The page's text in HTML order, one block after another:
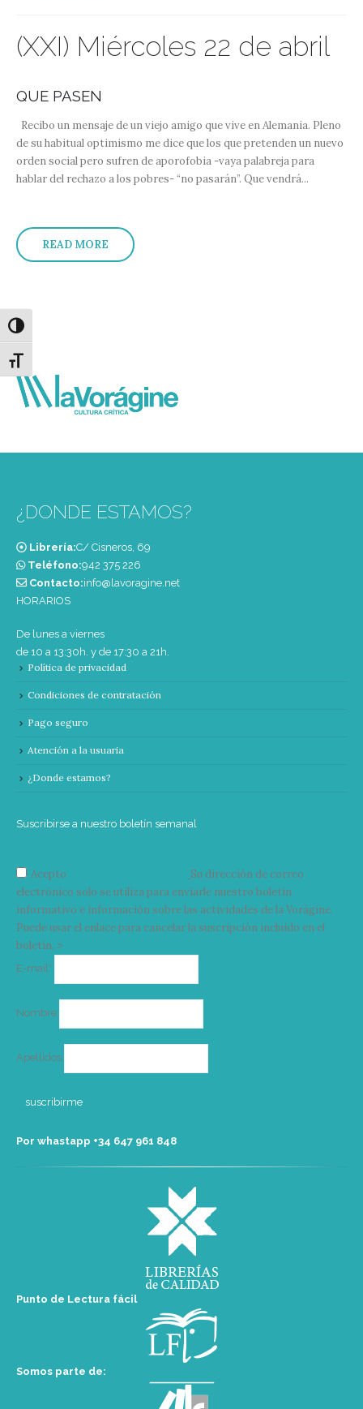
Alternar alto contraste
Alternar tamaño de letra
(XXI) Miércoles 22 de abril
QUE PASEN
Recibo un mensaje de un viejo amigo que vive en Alemania. Pleno
de su habitual optimismo me dice que los que pretenden un nuevo
orden social pero sufren de aporofobia -vaya palabreja para
hablar del rechazo a los pobres- “no pasarán”. Que vendrá...
READ MORE
¿DONDE ESTAMOS?
Librería:C/ Cisneros, 69
Teléfono:‭942 375 226‬
Contacto:info@lavoragine.net
HORARIOS
De lunes a viernes
de 10 a 13:30h. y de 17:30 a 21h.
Política de privacidad
Condiciones de contratación
Pago seguro
Atención a la usuaria
¿Donde estamos?
Suscribirse a nuestro boletín semanal
Acepto
Su dirección de correo
electrónico solo se utiliza para enviarle nuestro boletín
informativo e información sobre las actividades de la Vorágine.
Puede usar el enlace para cancelar la suscripción incluido en el
boletín. >
E-mail*
Nombre
Apellidos
Por whastapp +34 ‭647 961 848‬
Punto de Lectura fácil
Somos parte de: